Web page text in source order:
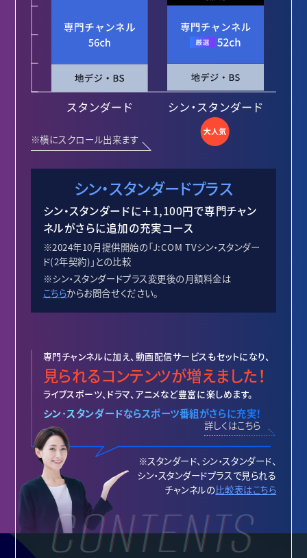
※横にスクロール出来ます
シン・スタンダードプラス
シン・スタンダードに＋1,100円で専門チャン
ネルがさらに追加の充実コース
※2024年10月提供開始の「J:COM TVシン・スタンダー
ド(2年契約)」との比較
※シン・スタンダードプラス変更後の月額料金は
こちらからお問合せください。
専門チャンネルに加え、動画配信サービスもセットになり、
見られるコンテンツが増えました！
ライブスポーツ、ドラマ、アニメなど豊富に楽しめます。
シン･スタンダードならスポーツ番組がさらに充実！
詳しくはこちら
※スタンダード、シン・スタンダード、
シン・スタンダードプラスで見られる
チャンネルの比較表はこちら